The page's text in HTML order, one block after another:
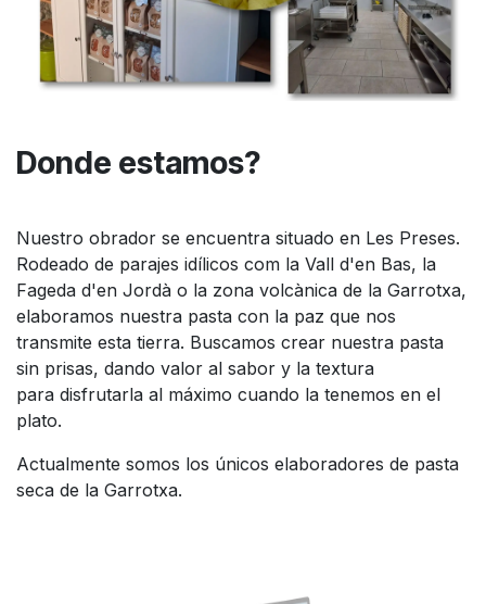
Donde estamos?
Nuestro obrador se encuentra situado en Les Preses.
Rodeado de parajes idílicos com la Vall d'en Bas, la
Fageda d'en Jordà o la zona volcànica de la Garrotxa,
elaboramos nuestra pasta con la paz que nos
transmite esta tierra. Buscamos crear nuestra pasta
sin prisas, dando valor al sabor y la textura
para disfrutarla al máximo cuando la tenemos en el
plato.
Actualmente somos los únicos elaboradores de pasta
seca de la Garrotxa.